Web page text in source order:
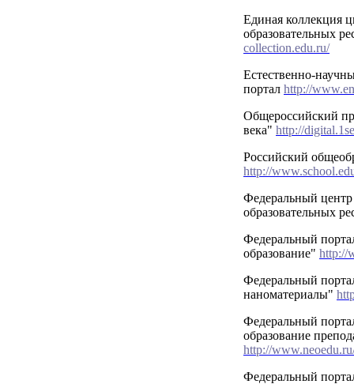
Единая коллекция
образовательных
collection.edu.ru/
Естественно-
портал http://
Общероссийский
века" http://
Российский
http://
Федеральный
образовательных
Федеральный
образование" http://
Федеральный
наноматериалы"
Федеральный
образование
http://
Федеральный